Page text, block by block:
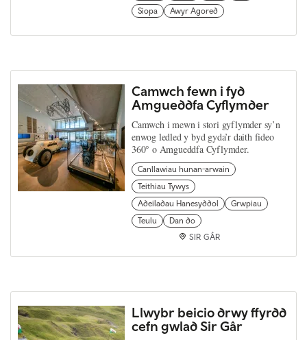
Siopa
Awyr Agored
Camwch fewn i fyd
Amgueddfa Cyflymder
Camwch i mewn i stori gyflymder sy’n
enwog ledled y byd gyda’r daith fideo
360° o Amgueddfa Cyflymder.
Canllawiau hunan-arwain
Teithiau Tywys
Adeiladau Hanesyddol
Grwpiau
Teulu
Dan do
SIR GÂR
Llwybr beicio drwy ffyrdd
cefn gwlad Sir Gâr